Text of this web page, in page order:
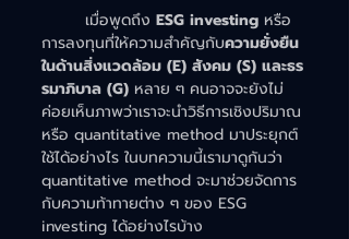
	เมื่อพูดถึง
ESG investing หรือ
การลงทุนที่ให้ความสำคัญกับความยั่งยืน
ในด้านสิ่งแวดล้อม (E) สังคม (S) และธร
รมาภิบาล (G) หลาย ๆ คนอาจจะยังไม่
ค่อยเห็นภาพว่าเราจะนำวิธีการเชิงปริมาณ
หรือ quantitative method มาประยุกต์
ใช้ได้อย่างไร ในบทความนี้เรามาดูกันว่า
quantitative method จะมาช่วยจัดการ
กับความท้าทายต่าง ๆ ของ ESG
investing ได้อย่างไรบ้าง